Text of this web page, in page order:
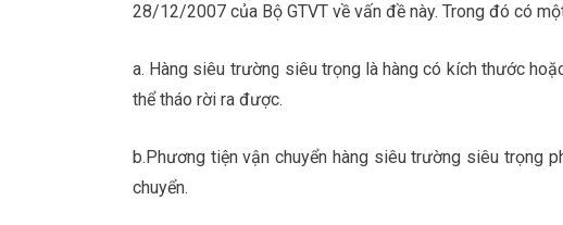
28/12/2007 của Bộ GTVT về vấn đề này. Trong đó có
a. Hàng siêu trường siêu trọng là hàng có kích thước
thể tháo rời ra được.
b.Phương tiện vận chuyển hàng siêu trường siêu trọng
chuyển.